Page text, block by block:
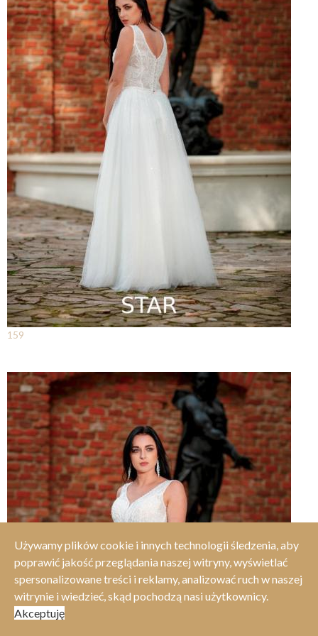
159
Używamy plików cookie i innych technologii śledzenia, aby
poprawić jakość przeglądania naszej witryny, wyświetlać
spersonalizowane treści i reklamy, analizować ruch w naszej
witrynie i wiedzieć, skąd pochodzą nasi użytkownicy.
Akceptuję